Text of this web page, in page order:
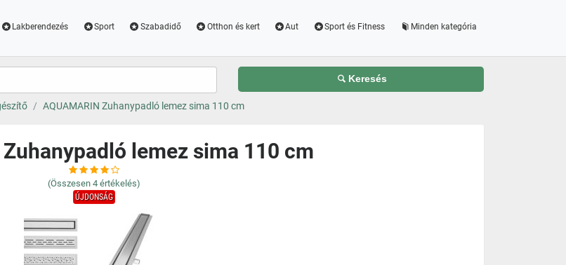
Lakberendezés Sport Szabadidő Otthon és kert Aut Sport és Fitness Minden kategória
Keresés
AQUAMARIN Zuhanypadló lemez sima 110 cm
lemez sima 110 cm
(Összesen 4 értékelés)
ÚJDONSÁG